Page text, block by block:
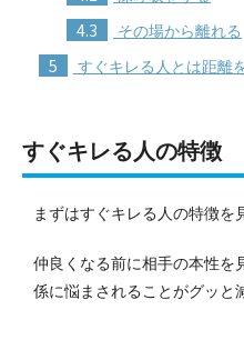
4.3 その場から離れる
5 すぐキレる人とは距離
すぐキレる人の特徴
まずはすぐキレる人の特徴を
仲良くなる前に相手の本性を
係に悩まされることがグッと